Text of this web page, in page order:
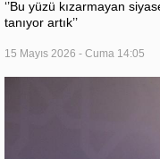
‘’Bu yüzü kızarmayan
tanıyor artık’’
15 Mayıs 2026 - Cuma 14:05